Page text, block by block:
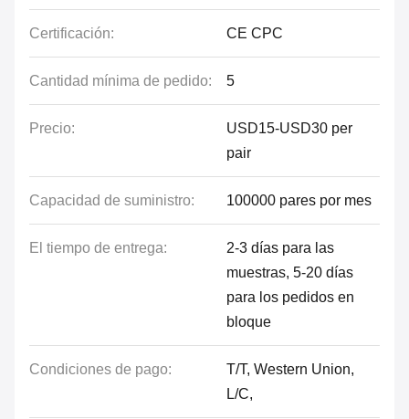
Certificación: CE CPC
Cantidad mínima de pedido: 5
Precio:
USD15-USD30 per
pair
Capacidad de suministro: 100000 pares por mes
El tiempo de entrega:
2-3 días para las
muestras, 5-20 días
para los pedidos en
bloque
Condiciones de pago:
T/T, Western Union,
L/C,